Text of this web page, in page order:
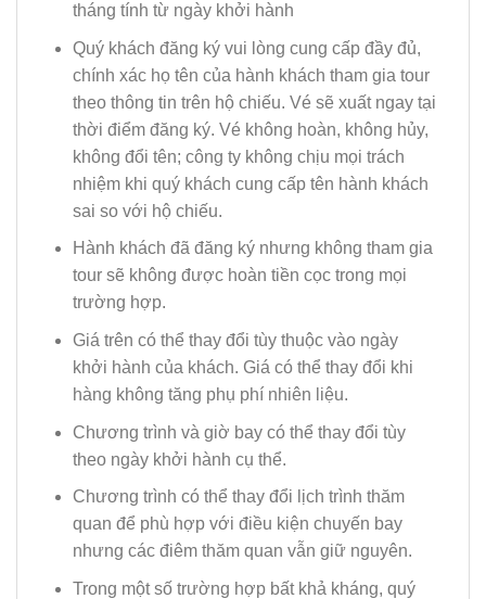
tháng tính từ ngày khởi hành
Quý khách đăng ký vui lòng cung cấp đầy đủ,
chính xác họ tên của hành khách tham gia tour
theo thông tin trên hộ chiếu. Vé sẽ xuất ngay tại
thời điểm đăng ký. Vé không hoàn, không hủy,
không đổi tên; công ty không chịu mọi trách
nhiệm khi quý khách cung cấp tên hành khách
sai so với hộ chiếu.
Hành khách đã đăng ký nhưng không tham gia
tour sẽ không được hoàn tiền cọc trong mọi
trường hợp.
Giá trên có thể thay đổi tùy thuộc vào ngày
khởi hành của khách. Giá có thể thay đổi khi
hàng không tăng phụ phí nhiên liệu.
Chương trình và giờ bay có thể thay đổi tùy
theo ngày khởi hành cụ thể.
Chương trình có thể thay đổi lịch trình thăm
quan để phù hợp với điều kiện chuyến bay
nhưng các điêm thăm quan vẫn giữ nguyên.
Trong một số trường hợp bất khả kháng, quý